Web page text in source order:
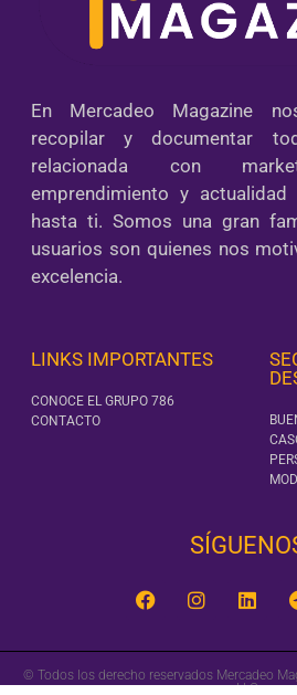
En Mercadeo Magazine
recopilar y documentar
relacionada con
emprendimiento y
hasta ti. Somos una gran
usuarios son quienes nos
excelencia.
LINKS IMPORTANTES
CONOCE EL GRUPO 786
CONTACTO
© Todos los derecho reservados Mercadeo
LLC